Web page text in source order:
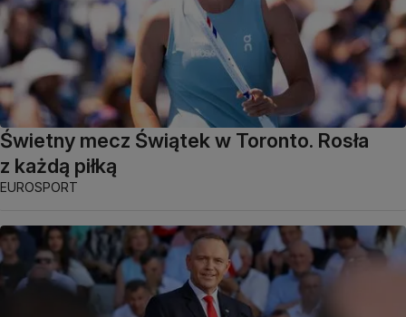
Świetny mecz Świątek w Toronto. Rosła
z każdą piłką
EUROSPORT